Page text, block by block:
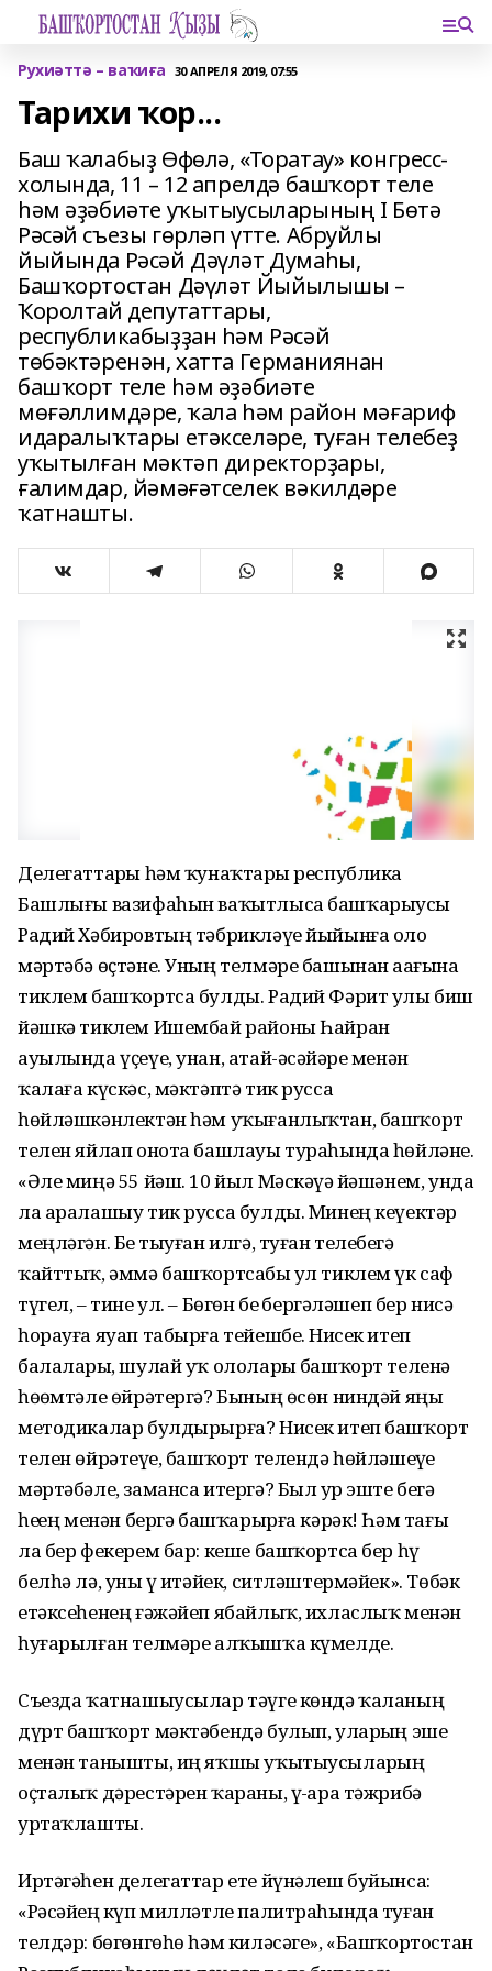
Рухиәттә – ваҡиға 30 АПРЕЛЯ 2019, 07:55
Тарихи ҡор...
Баш ҡалабыҙ Өфөлә, «Торатау» конгресс-
холында, 11 – 12 апрелдә башҡорт теле
һәм әҙәбиәте уҡытыусыларының I Бөтә
Рәсәй съезы гөрләп үтте. Абруйлы
йыйында Рәсәй Дәүләт Думаһы,
Башҡортостан Дәүләт Йыйылышы –
Ҡоролтай депутаттары,
республикабыҙҙан һәм Рәсәй
төбәктәренән, хатта Германиянан
башҡорт теле һәм әҙәбиәте
мөғәллимдәре, ҡала һәм район мәғариф
идаралыҡтары етәкселәре, туған телебеҙ
уҡытылған мәктәп директорҙары,
ғалимдар, йәмәғәтселек вәкилдәре
ҡатнашты.
Делегаттарҙы һәм ҡунаҡтарҙы республика
Башлығы вазифаһын ваҡытлыса башҡарыусы
Радий Хәбировтың тәбрикләүе йыйынға оло
мәртәбә өҫтәне. Уның телмәре башынан аҙағына
тиклем башҡортса булды. Радий Фәрит улы биш
йәшкә тиклем Ишембай районы Һайран
ауылында үҫеүе, унан, атай-әсәйҙәре менән
ҡалаға күскәс, мәктәптә тик русса
һөйләшкәнлектән һәм уҡығанлыҡтан, башҡорт
телен яйлап онота башлауы тураһында һөйләне.
«Әле миңә 55 йәш. 10 йыл Мәскәүҙә йәшәнем, унда
ла аралашыу тик русса булды. Минең кеүектәр
меңләгән. Беҙ тыуған илгә, туған телебеҙгә
ҡайттыҡ, әммә башҡортсабыҙ ул тиклем үк саф
түгел, – тине ул. – Бөгөн беҙ бергәләшеп бер нисә
һорауға яуап табырға тейешбеҙ. Нисек итеп
балаларҙы, шулай уҡ ололарҙы башҡорт теленә
һөҙөмтәле өйрәтергә? Бының өсөн ниндәй яңы
методикалар булдырырға? Нисек итеп башҡорт
телен өйрәтеүҙе, башҡорт телендә һөйләшеүҙе
мәртәбәле, заманса итергә? Был ҙур эште беҙгә
һеҙҙең менән бергә башҡарырға кәрәк! Һәм тағы
ла бер фекерем бар: кеше башҡортса бер һүҙ
белһә лә, уны үҙ итәйек, ситләштермәйек». Төбәк
етәксеһенең ғәжәйеп ябайлыҡ, ихласлыҡ менән
һуғарылған телмәре алҡышҡа күмелде.
Съезда ҡатнашыусылар тәүге көндә ҡаланың
дүрт башҡорт мәктәбендә булып, уларҙың эше
менән танышты, иң яҡшы уҡытыусыларҙың
оҫталыҡ дәрестәрен ҡараны, үҙ-ара тәжрибә
уртаҡлашты.
Иртәгәһен делегаттар ете йүнәлеш буйынса:
«Рәсәйҙең күп милләтле палитраһында туған
телдәр: бөгөнгөһө һәм киләсәге», «Башҡортостан